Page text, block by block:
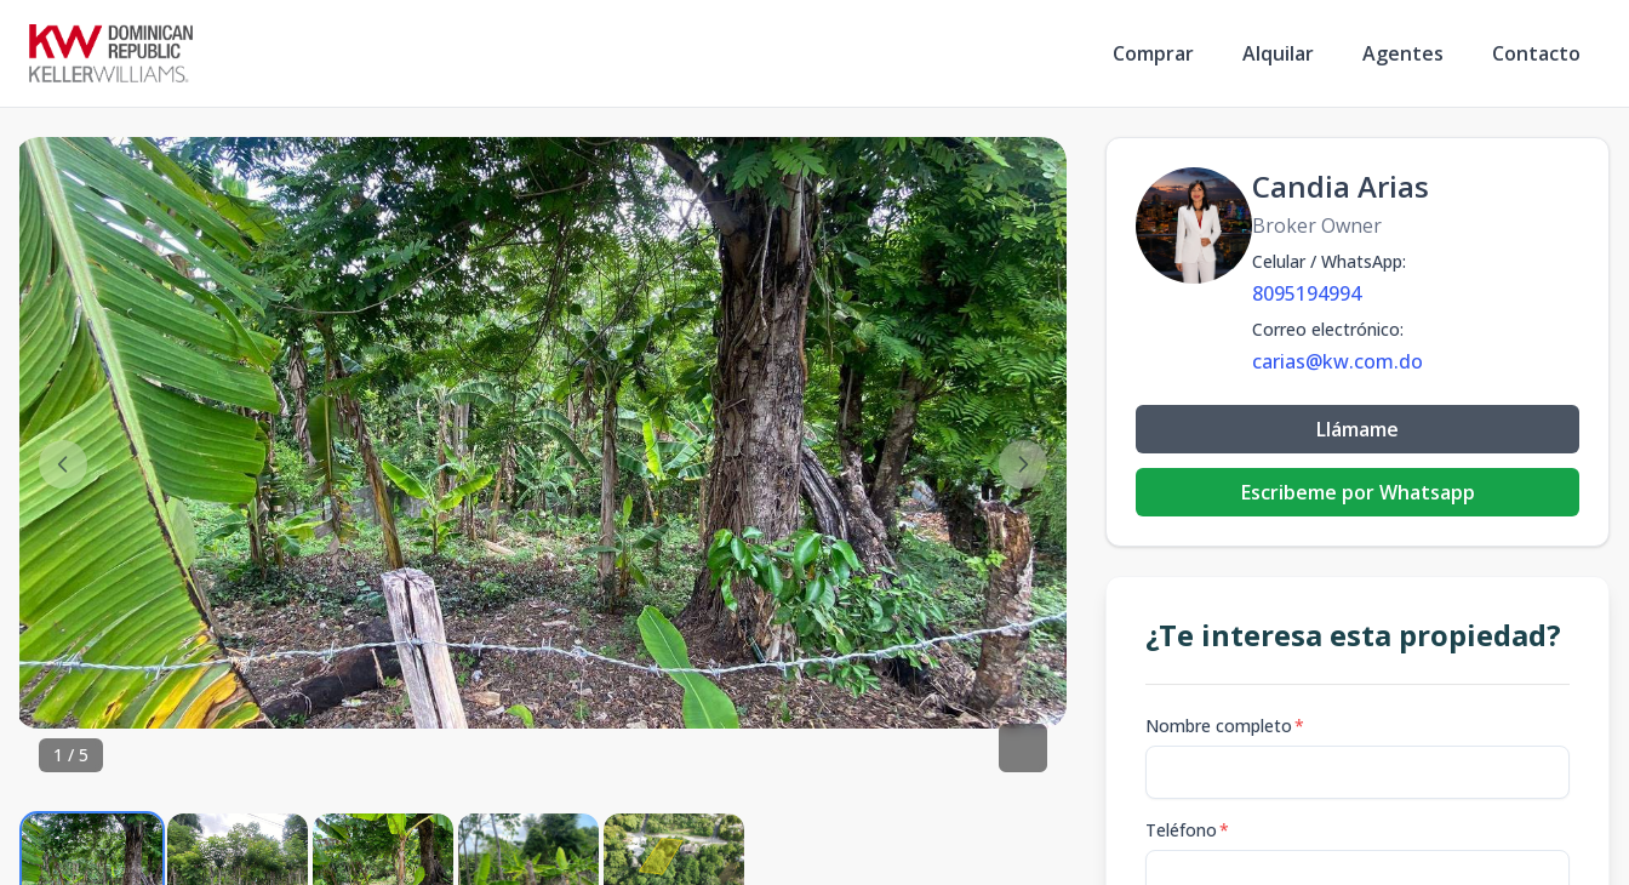
Comprar Alquilar Agentes Contacto
1 / 5
Candia Arias
Broker Owner
Celular / WhatsApp:
8095194994
Correo electrónico:
carias@kw.com.do
Llámame
Escribeme por Whatsapp
¿Te interesa esta propiedad?
Nombre completo*
Teléfono*